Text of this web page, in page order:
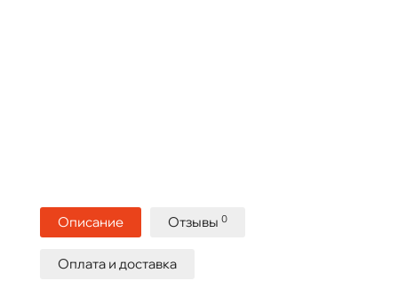
Описание Отзывы 0
Оплата и доставка